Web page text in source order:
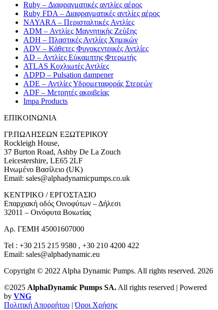
Ruby – Διαφραγματικές αντλίες αέρος
Ruby FDA – Διαφραγματικές αντλίες αέρος
NAYARA – Περισταλτικές Αντλίες
ADM – Αντλίες Μαγνητικής Ζεύξης
ADH – Πλαστικές Αντλίες Χημικών
ADV – Κάθετες Φυγοκεντρικές Αντλίες
AD – Αντλίες Εύκαμπτης Φτερωτής
ATLAS Κοχλιωτές Αντλίες
ADPD – Pulsation dampener
ADE – Αντλίες Υδρομεταφοράς Στερεών
ADF – Μετρητές ακριβείας
Impa Products
ΕΠΙΚOIΝΩΝΙΑ
ΓΡ.ΠΩΛΗΣΕΩΝ ΕΞΩΤΕΡΙΚΟΥ
Rockleigh House,
37 Burton Road, Ashby De La Zouch
Leicestershire, LE65 2LF
Ηνωμένο Βασίλειο (UK)
Email: sales@alphadynamicpumps.co.uk
KENTΡIKO / ΕΡΓΟΣΤΑΣΙΟ
Επαρχιακή οδός Οινοφύτων – Δήλεσι
32011 – Οινόφυτα Βοιωτίας
Αρ. ΓΕΜΗ 45001607000
Tel : +30 215 215 9580 , +30 210 4200 422
Email: sales@alphadynamic.eu
Copyright © 2022 Alpha Dynamic Pumps. All rights reserved. 2026
©2025 AlphaDynamic Pumps SA. All rights reserved | Powered
by VNG
Πολιτική Απορρήτου |Όροι Χρήσης